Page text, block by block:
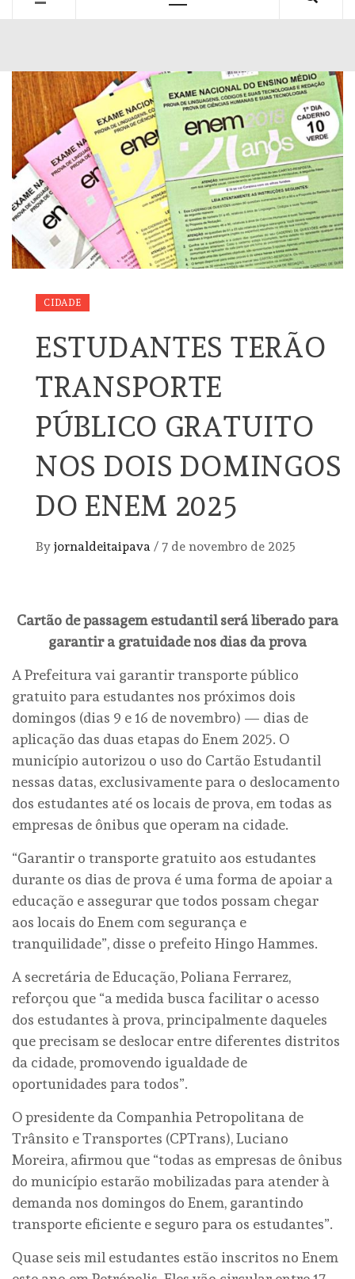
CIDADE
ESTUDANTES TERÃO
TRANSPORTE
PÚBLICO GRATUITO
NOS DOIS DOMINGOS
DO ENEM 2025
By jornaldeitaipava / 7 de novembro de 2025
Cartão de passagem estudantil será liberado para
garantir a gratuidade nos dias da prova
A Prefeitura vai garantir transporte público
gratuito para estudantes nos próximos dois
domingos (dias 9 e 16 de novembro) — dias de
aplicação das duas etapas do Enem 2025. O
município autorizou o uso do Cartão Estudantil
nessas datas, exclusivamente para o deslocamento
dos estudantes até os locais de prova, em todas as
empresas de ônibus que operam na cidade.
“Garantir o transporte gratuito aos estudantes
durante os dias de prova é uma forma de apoiar a
educação e assegurar que todos possam chegar
aos locais do Enem com segurança e
tranquilidade”, disse o prefeito Hingo Hammes.
A secretária de Educação, Poliana Ferrarez,
reforçou que “a medida busca facilitar o acesso
dos estudantes à prova, principalmente daqueles
que precisam se deslocar entre diferentes distritos
da cidade, promovendo igualdade de
oportunidades para todos”.
O presidente da Companhia Petropolitana de
Trânsito e Transportes (CPTrans), Luciano
Moreira, afirmou que “todas as empresas de ônibus
do município estarão mobilizadas para atender à
demanda nos domingos do Enem, garantindo
transporte eficiente e seguro para os estudantes”.
Quase seis mil estudantes estão inscritos no Enem